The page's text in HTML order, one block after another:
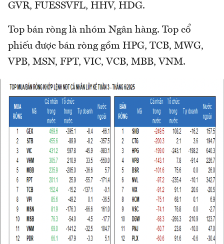
GVR, FUESSVFL, HHV, HDG.
Top bán ròng là nhóm Ngân hàng. Top cổ
phiếu được bán ròng gồm HPG, TCB, MWG,
VPB, MSN, FPT, VIC, VCB, MBB, VNM.